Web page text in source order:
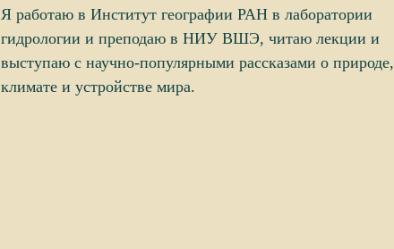
Я работаю в Институт географии РАН в лаборатории
гидрологии и преподаю в НИУ ВШЭ, читаю лекции и
выступаю с научно-популярными рассказами о природе,
климате и устройстве мира.